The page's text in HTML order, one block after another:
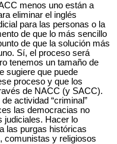
menos uno están a
eliminar el inglés
para las personas o la
de que lo más sencillo
de que la solución más
Sí, el proceso será
tenemos un tamaño de
sugiere que puede
proceso y que los
de NACC (y SACC).
actividad “criminal”
las democracias no
judiciales. Hacer lo
las purgas históricas
comunistas y religiosos